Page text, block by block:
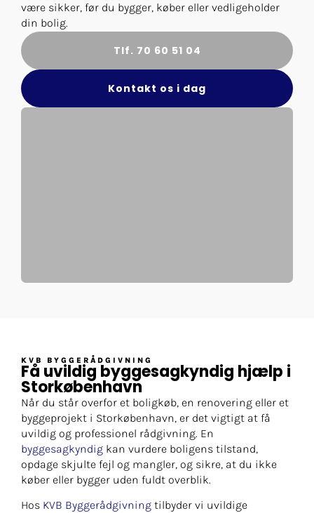
være sikker, før du bygger, køber eller vedligeholder
din bolig.
Tlf. 70 60 51 04
Kontakt os i dag
KVB BYGGERÅDGIVNING
Få uvildig byggesagkyndig hjælp i
Storkøbenhavn
Når du står overfor et boligkøb, en renovering eller et
byggeprojekt i Storkøbenhavn, er det vigtigt at få
uvildig og professionel rådgivning. En
byggesagkyndig kan vurdere boligens tilstand,
opdage skjulte fejl og mangler, og sikre, at du ikke
køber eller bygger uden fuldt overblik.
Hos KVB Byggerådgivning tilbyder vi uvildige